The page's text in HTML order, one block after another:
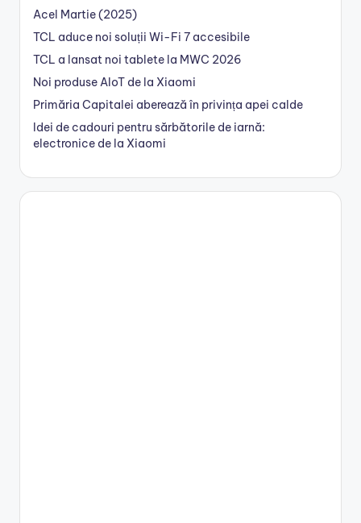
Acel Martie (2025)
TCL aduce noi soluții Wi-Fi 7 accesibile
TCL a lansat noi tablete la MWC 2026
Noi produse AIoT de la Xiaomi
Primăria Capitalei aberează în privința apei calde
Idei de cadouri pentru sărbătorile de iarnă:
electronice de la Xiaomi